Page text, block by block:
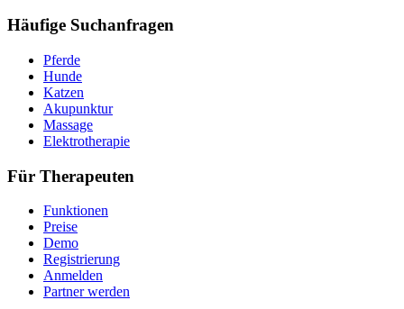
Häufige Suchanfragen
Pferde
Hunde
Katzen
Akupunktur
Massage
Elektrotherapie
Für Therapeuten
Funktionen
Preise
Demo
Registrierung
Anmelden
Partner werden